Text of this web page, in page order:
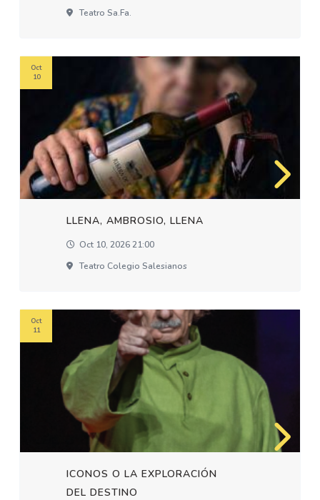
Teatro Sa.fa.
LLENA, AMBROSIO, LLENA
Oct 10, 2026 21:00
Teatro Colegio Salesianos
Oct
10
ICONOS O LA EXPLORACIÓN
DEL DESTINO
Oct
11